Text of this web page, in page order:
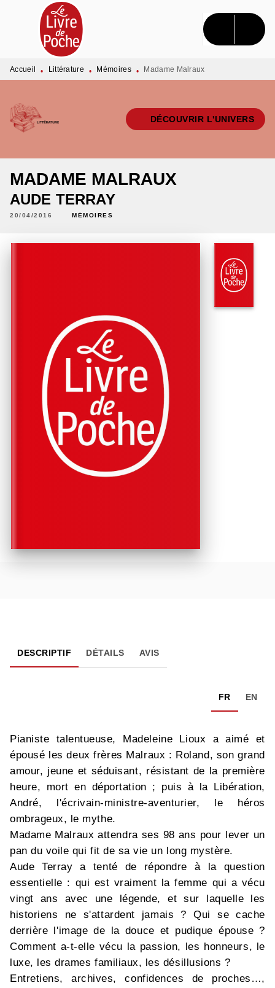
MENU RECHERCHE CONTENU
PIED DE PAGE
Accueil • Littérature • Mémoires • Madame Malraux
DÉCOUVRIR L'UNIVERS
MADAME MALRAUX
AUDE TERRAY
20/04/2016 MÉMOIRES
DESCRIPTIF DÉTAILS AVIS
FR EN
Pianiste talentueuse, Madeleine Lioux a aimé et
épousé les deux frères Malraux : Roland, son grand
amour, jeune et séduisant, résistant de la première
heure, mort en déportation ; puis à la Libération,
André, l'écrivain-ministre-aventurier, le héros
ombrageux, le mythe.
Madame Malraux attendra ses 98 ans pour lever un
pan du voile qui fit de sa vie un long mystère.
Aude Terray a tenté de répondre à la question
essentielle : qui est vraiment la femme qui a vécu
vingt ans avec une légende, et sur laquelle les
historiens ne s'attardent jamais ? Qui se cache
derrière l'image de la douce et pudique épouse ?
Comment a-t-elle vécu la passion, les honneurs, le
luxe, les drames familiaux, les désillusions ?
Entretiens, archives, confidences de proches…,